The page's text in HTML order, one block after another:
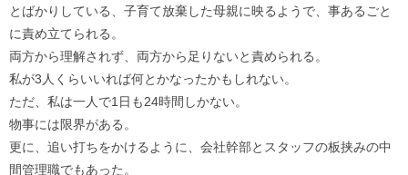
とばかりしている、子育て放棄した母親に映るようで、事あるごと
に責め立てられる。
両方から理解されず、両方から足りないと責められる。
私が3人くらいいれば何とかなったかもしれない。
ただ、私は一人で1日も24時間しかない。
物事には限界がある。
更に、追い打ちをかけるように、会社幹部とスタッフの板挟みの中
間管理職でもあった。